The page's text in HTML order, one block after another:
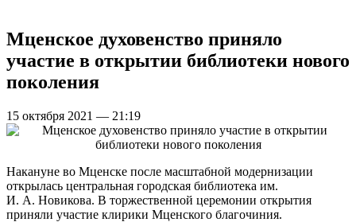
Мценское духовенство приняло
участие в открытии библиотеки нового
поколения
15 октября 2021 — 21:19
Накануне во Мценске после масштабной модернизации
открылась центральная городская библиотека им.
И. А. Новикова. В торжественной церемонии открытия
приняли участие клирики Мценского благочиния.